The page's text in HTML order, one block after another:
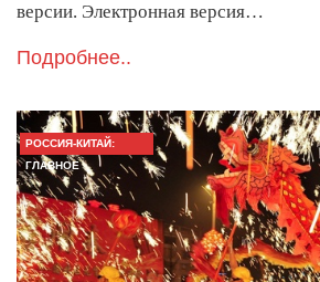
версии. Электронная версия…
Подробнее..
РОССИЯ-КИТАЙ:
ГЛАВНОЕ